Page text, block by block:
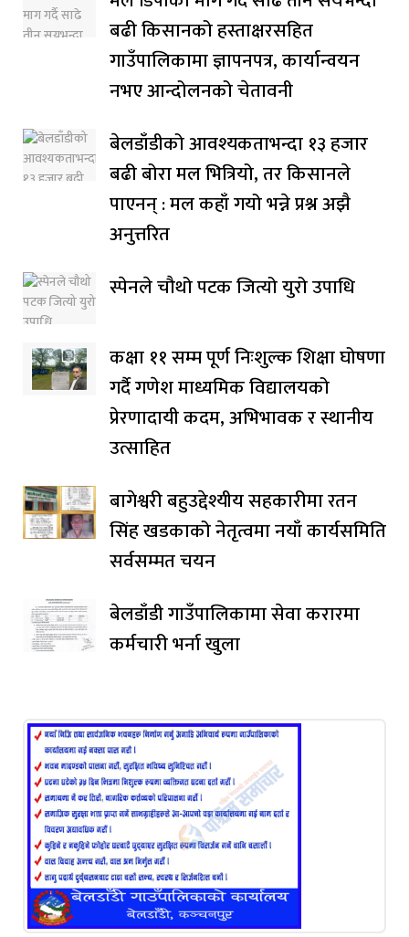
बढी किसानको हस्ताक्षरसहित
गाउँपालिकामा ज्ञापनपत्र, कार्यान्वयन
नभए आन्दोलनको चेतावनी
बेलडाँडीको आवश्यकताभन्दा १३ हजार
बढी बोरा मल भित्रियो, तर किसानले
पाएनन् : मल कहाँ गयो भन्ने प्रश्न अझै
अनुत्तरित
स्पेनले चौथो पटक जित्यो युरो उपाधि
कक्षा ११ सम्म पूर्ण निःशुल्क शिक्षा घोषणा
गर्दै गणेश माध्यमिक विद्यालयको
प्रेरणादायी कदम, अभिभावक र स्थानीय
उत्साहित
बागेश्वरी बहुउद्देश्यीय सहकारीमा रतन
सिंह खडकाको नेतृत्वमा नयाँ कार्यसमिति
सर्वसम्मत चयन
बेलडाँडी गाउँपालिकामा सेवा करारमा
कर्मचारी भर्ना खुला